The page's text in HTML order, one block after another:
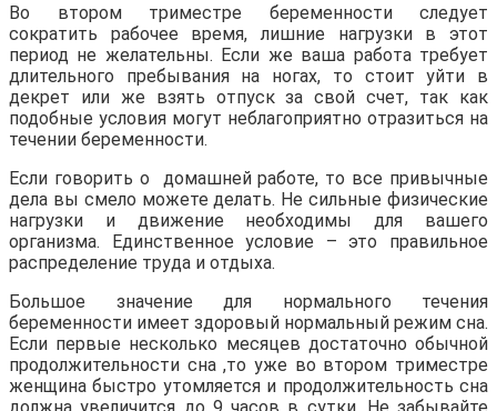
Во втором триместре беременности следует
сократить рабочее время, лишние нагрузки в этот
период не желательны. Если же ваша работа требует
длительного пребывания на ногах, то стоит уйти в
декрет или же взять отпуск за свой счет, так как
подобные условия могут неблагоприятно отразиться на
течении беременности.
Если говорить о домашней работе, то все привычные
дела вы смело можете делать. Не сильные физические
нагрузки и движение необходимы для вашего
организма. Единственное условие – это правильное
распределение труда и отдыха.
Большое значение для нормального течения
беременности имеет здоровый нормальный режим сна.
Если первые несколько месяцев достаточно обычной
продолжительности сна ,то уже во втором триместре
женщина быстро утомляется и продолжительность сна